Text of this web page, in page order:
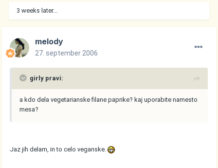
3 weeks later...
melody
27. september 2006
girly pravi:
a kdo dela vegetarianske filane paprike? kaj uporabite namesto
mesa?
Jaz jih delam, in to celo veganske.